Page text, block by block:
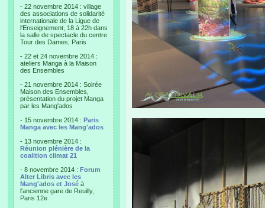
- 22 novembre 2014 : village
des associations de solidarité
internationale de la Ligue de
l'Enseignement, 18 à 22h dans
la salle de spectacle du centre
Tour des Dames, Paris
- 22 et 24 novembre 2014 :
ateliers Manga à la Maison
des Ensembles
- 21 novembre 2014 : Soirée
Maison des Ensembles,
présentation du projet Manga
par les Mang'ados
- 15 novembre 2014 : Paris
Manga avec les Mang'ados
- 13 novembre 2014 :
Réunion plénière de la
coalition climat 21
- 8 novembre 2014 : Forum
Alter Libris avec les
Mang'ados et José à
l'ancienne gare de Reuilly,
Paris 12e